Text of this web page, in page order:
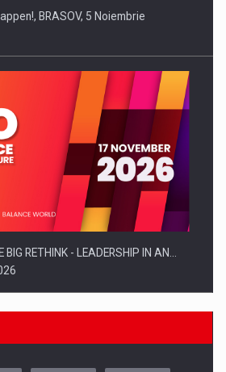
BRASOV, 5 Noiembrie
RETHINK - LEADERSHIP IN AN…